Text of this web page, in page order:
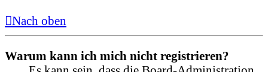
Nach oben
Warum kann ich mich nicht registrieren?